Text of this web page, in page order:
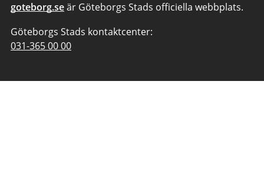
goteborg.seär Göteborgs Stads officiella webbplats.
Göteborgs Stads kontaktcenter:
Telefonnummer
031-365 00 00